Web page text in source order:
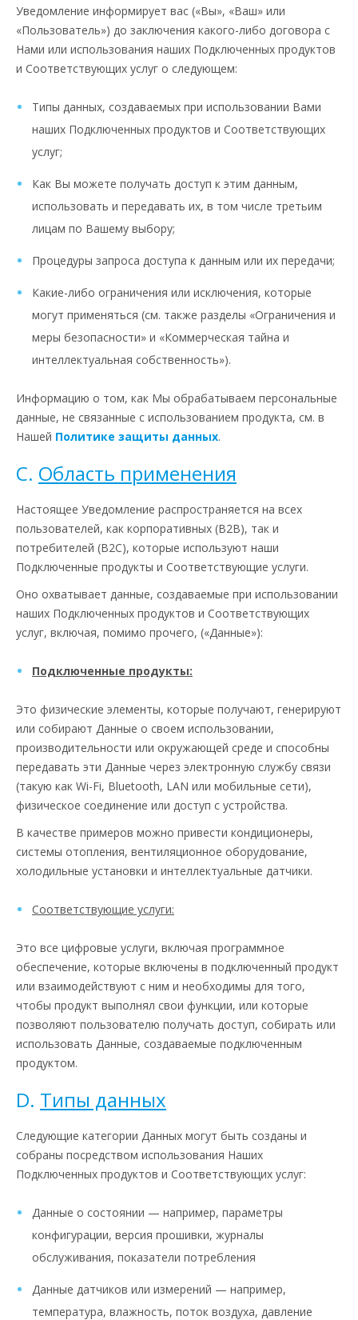
Уведомление информирует вас («Вы», «Ваш» или
«Пользователь») до заключения какого-либо договора с
Нами или использования наших Подключенных продуктов
и Соответствующих услуг о следующем:
Типы данных, создаваемых при использовании Вами
наших Подключенных продуктов и Соответствующих
услуг;
Как Вы можете получать доступ к этим данным,
использовать и передавать их, в том числе третьим
лицам по Вашему выбору;
Процедуры запроса доступа к данным или их передачи;
Какие-либо ограничения или исключения, которые
могут применяться (см. также разделы «Ограничения и
меры безопасности» и «Коммерческая тайна и
интеллектуальная собственность»).
Информацию о том, как Мы обрабатываем персональные
данные, не связанные с использованием продукта, см. в
Нашей Политике защиты данных.
C. Область применения
Настоящее Уведомление распространяется на всех
пользователей, как корпоративных (B2B), так и
потребителей (B2C), которые используют наши
Подключенные продукты и Соответствующие услуги.
Оно охватывает данные, создаваемые при использовании
наших Подключенных продуктов и Соответствующих
услуг, включая, помимо прочего, («Данные»):
Подключенные продукты:
Это физические элементы, которые получают, генерируют
или собирают Данные о своем использовании,
производительности или окружающей среде и способны
передавать эти Данные через электронную службу связи
(такую как Wi-Fi, Bluetooth, LAN или мобильные сети),
физическое соединение или доступ с устройства.
В качестве примеров можно привести кондиционеры,
системы отопления, вентиляционное оборудование,
холодильные установки и интеллектуальные датчики.
Соответствующие услуги:
Это все цифровые услуги, включая программное
обеспечение, которые включены в подключенный продукт
или взаимодействуют с ним и необходимы для того,
чтобы продукт выполнял свои функции, или которые
позволяют пользователю получать доступ, собирать или
использовать Данные, создаваемые подключенным
продуктом.
D. Типы данных
Следующие категории Данных могут быть созданы и
собраны посредством использования Наших
Подключенных продуктов и Соответствующих услуг:
Данные о состоянии — например, параметры
конфигурации, версия прошивки, журналы
обслуживания, показатели потребления
Данные датчиков или измерений — например,
температура, влажность, поток воздуха, давление